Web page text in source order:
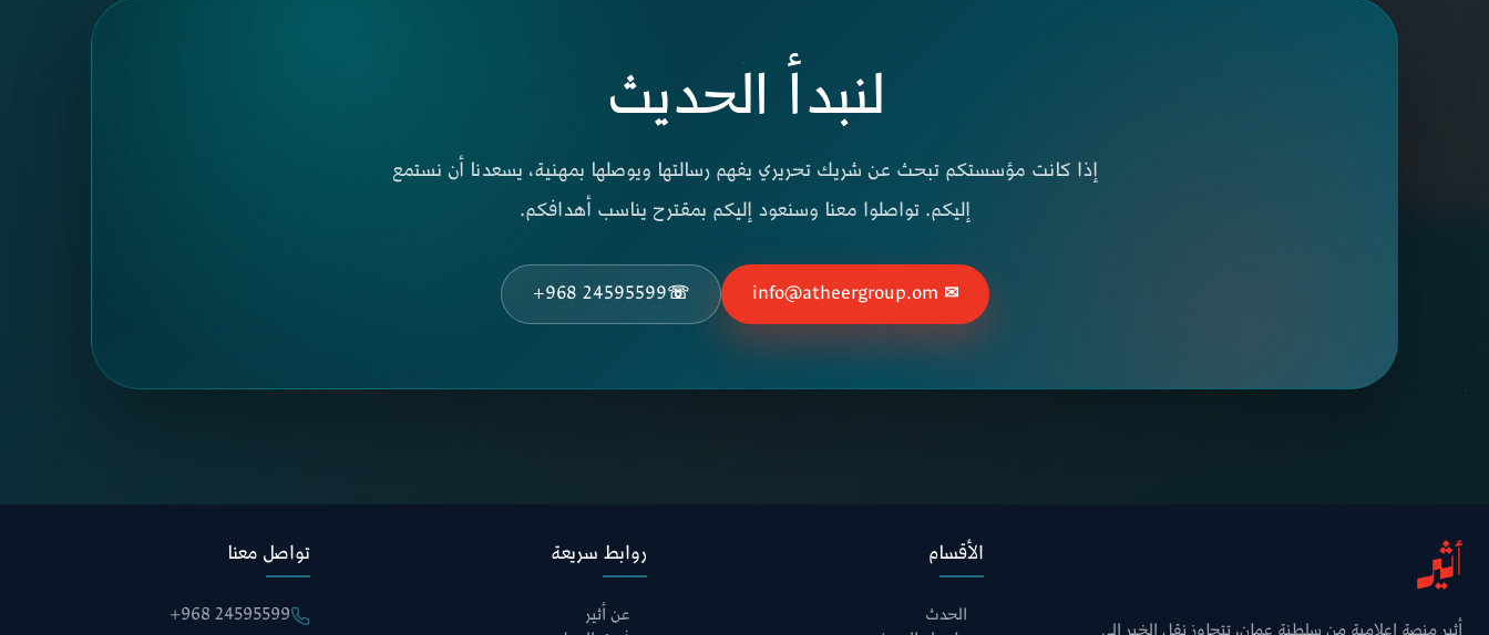
لنبدأ الحديث
إذا كانت مؤسستكم تبحث عن شريك تحريري يفهم رسالتها ويوصلها بمهنية، يسعدنا أن نستمع
إليكم. تواصلوا معنا وسنعود إليكم بمقترح يناسب أهدافكم.
✉ info@atheergroup.om
☏
+968 24595599
الأقسام
الحدث
روابط سريعة
عن أثير
تواصل معنا
+968 24595599